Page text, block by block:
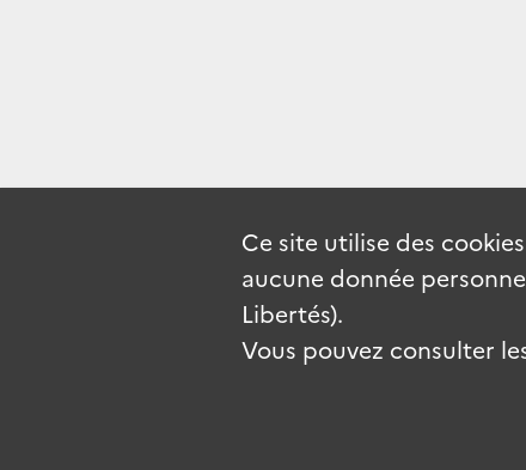
Ce site utilise des cookies
aucune donnée
Libertés).
Vous pouvez consulter